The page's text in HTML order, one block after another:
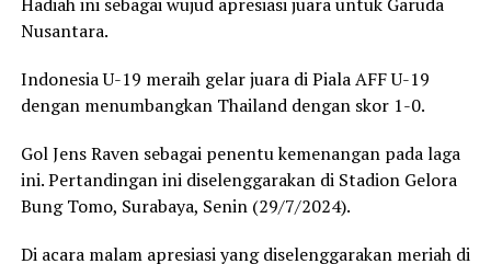
Nusantara.
Indonesia U-19 meraih gelar juara di Piala AFF U-19
dengan menumbangkan Thailand dengan skor 1-0.
Gol Jens Raven sebagai penentu kemenangan pada laga
ini. Pertandingan ini diselenggarakan di Stadion Gelora
Bung Tomo, Surabaya, Senin (29/7/2024).
Di acara malam apresiasi yang diselenggarakan meriah di